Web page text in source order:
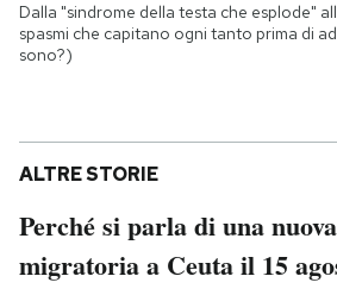
Dalla "sindrome della testa che esplode"
spasmi che capitano ogni tanto prima di
sono?)
ALTRE STORIE
Perché si parla di una
migratoria a Ceuta il 15